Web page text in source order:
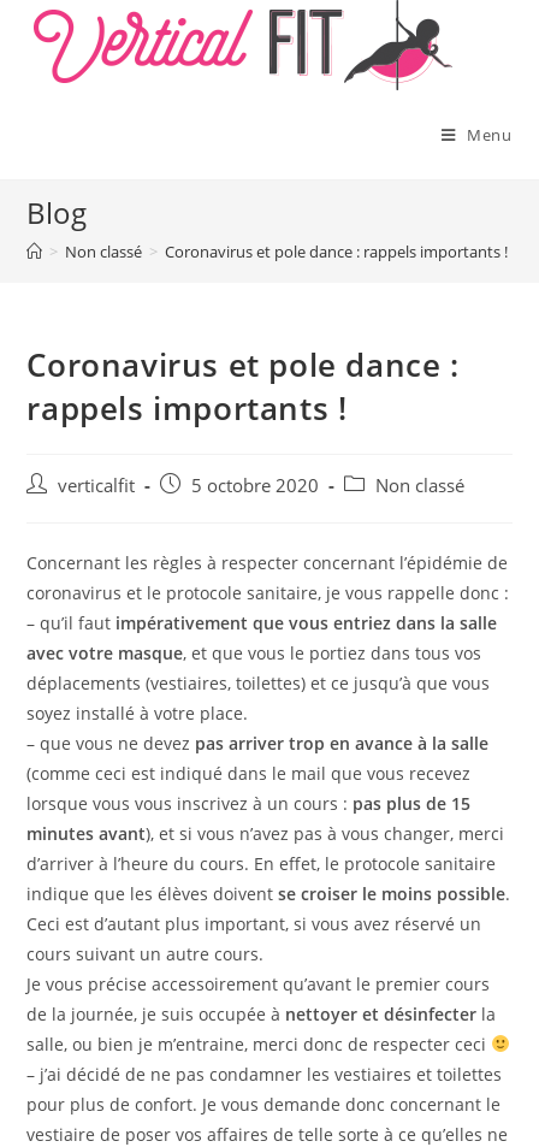
content
Menu
Blog
> Non classé > Coronavirus et pole dance : rappels importants !
Coronavirus et pole dance :
rappels importants !
Auteur/autrice
publication :
verticalfit
Publication
5 octobre 2020
PostNon classé
Concernant les règles à respecter concernant l’épidémie de
coronavirus et le protocole sanitaire, je vous rappelle donc :
– qu’il faut impérativement que vous entriez dans la salle
avec votre masque, et que vous le portiez dans tous vos
déplacements (vestiaires, toilettes) et ce jusqu’à que vous
soyez installé à votre place.
– que vous ne devez pas arriver trop en avance à la salle
(comme ceci est indiqué dans le mail que vous recevez
lorsque vous vous inscrivez à un cours : pas plus de 15
minutes avant), et si vous n’avez pas à vous changer, merci
d’arriver à l’heure du cours. En effet, le protocole sanitaire
indique que les élèves doiventse croiser le moins possible.
Ceci est d’autant plus important, si vous avez réservé un
cours suivant un autre cours.
Je vous précise accessoirement qu’avant le premier cours
de la journée, je suis occupée à nettoyer et désinfecter la
salle, ou bien je m’entraine, merci donc de respecter ceci
– j’ai décidé de ne pas condamner les vestiaires et toilettes
pour plus de confort. Je vous demande donc concernant le
vestiaire de poser vos affaires de telle sorte à ce qu’elles ne